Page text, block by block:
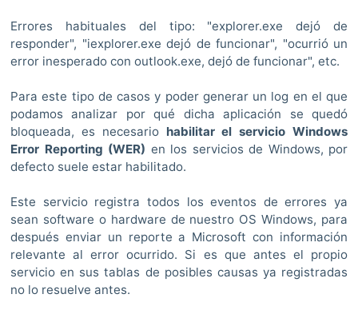
Errores habituales del tipo: "explorer.exe dejó de
responder", "iexplorer.exe dejó de funcionar", "ocurrió un
error inesperado con outlook.exe, dejó de funcionar", etc.
Para este tipo de casos y poder generar un log en el que
podamos analizar por qué dicha aplicación se quedó
bloqueada, es necesario habilitar el servicio Windows
Error Reporting (WER) en los servicios de Windows, por
defecto suele estar habilitado.
Este servicio registra todos los eventos de errores ya
sean software o hardware de nuestro OS Windows, para
después enviar un reporte a Microsoft con información
relevante al error ocurrido. Si es que antes el propio
servicio en sus tablas de posibles causas ya registradas
no lo resuelve antes.